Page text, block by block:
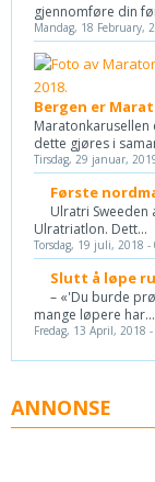
gjennomføre din
Mandag, 18 February,
Bergen er
dette gjøres i
Tirsdag, 29 januar,
Første
Ulratri Sweeden
Ulratriatlon. Dett...
Torsdag, 19 juli, 2018 -
Slutt å løpe
– «'Du burde
mange løpere har...
Fredag, 13 April, 2018
ANNONSE